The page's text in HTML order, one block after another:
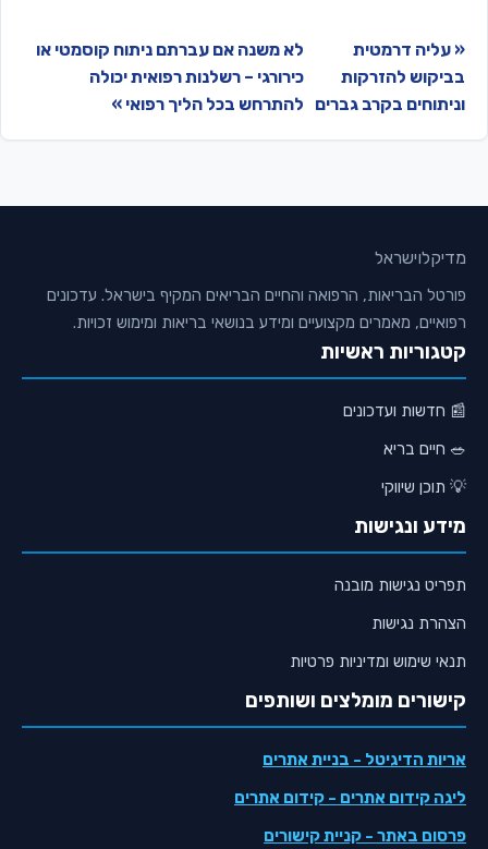
« עליה דרמטית
בביקוש להזרקות
וניתוחים בקרב גברים
לא משנה אם עברתם ניתוח קוסמטי או
כירורגי – רשלנות רפואית יכולה
להתרחש בכל הליך רפואי »
מדיקלוישראל
פורטל הבריאות, הרפואה והחיים הבריאים המקיף בישראל. עדכונים
רפואיים, מאמרים מקצועיים ומידע בנושאי בריאות ומימוש זכויות.
קטגוריות ראשיות
📰 חדשות ועדכונים
🥗 חיים בריא
💡 תוכן שיווקי
מידע ונגישות
תפריט נגישות מובנה
הצהרת נגישות
תנאי שימוש ומדיניות פרטיות
קישורים מומלצים ושותפים
אריות הדיגיטל - בניית אתרים
ליגה קידום אתרים - קידום אתרים
פרסום באתר - קניית קישורים